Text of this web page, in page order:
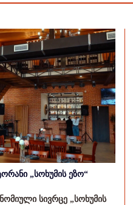
„სოხუმის ეზო“
სივრცე „სოხუმის